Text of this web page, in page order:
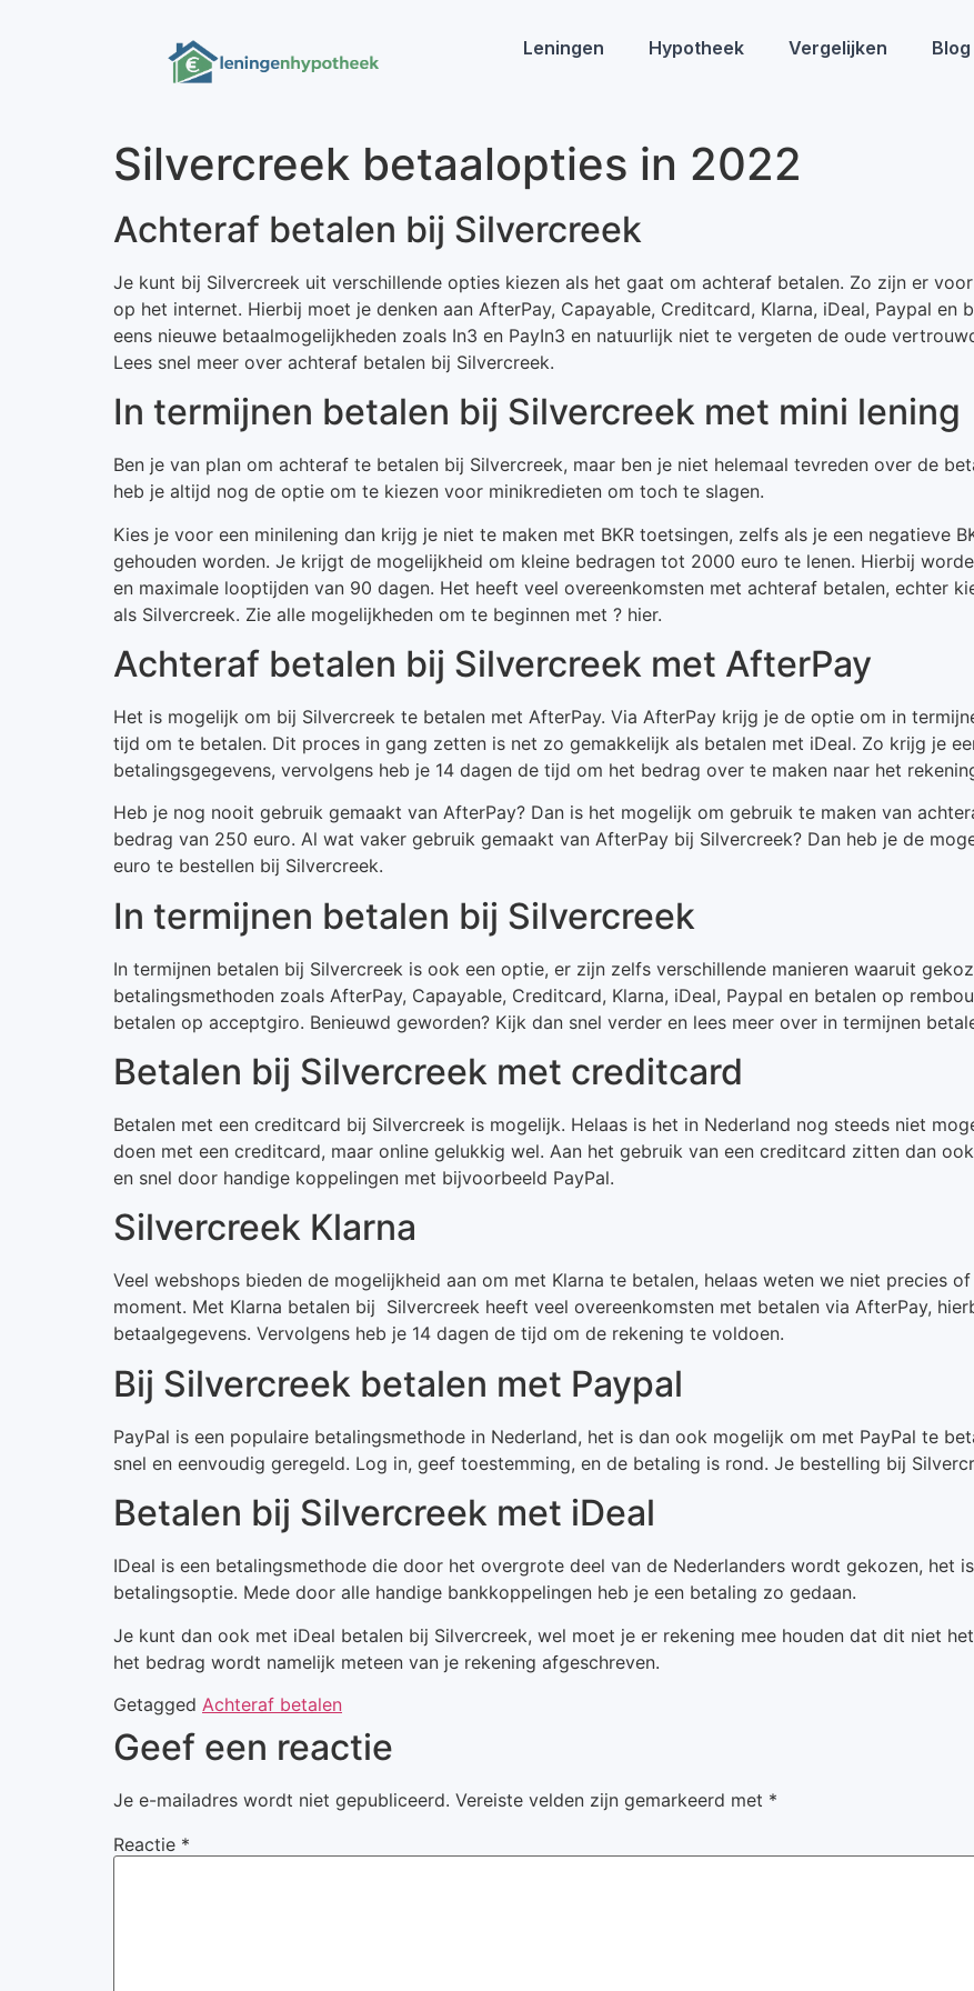
Leningen Hypotheek Vergelijken Blog
Silvercreek betaalopties in 2022
Achteraf betalen bij Silvercreek
Je kunt bij Silvercreek uit verschillende opties kiezen als het gaat om achteraf betalen. Zo zijn er
op het internet. Hierbij moet je denken aan AfterPay, Capayable, Creditcard, Klarna, iDeal, Paypal en
eens nieuwe betaalmogelijkheden zoals In3 en PayIn3 en natuurlijk niet te vergeten de oude
Lees snel meer over achteraf betalen bij Silvercreek.
In termijnen betalen bij Silvercreek met mini lening
Ben je van plan om achteraf te betalen bij Silvercreek, maar ben je niet helemaal tevreden over de
heb je altijd nog de optie om te kiezen voor minikredieten om toch te slagen.
Kies je voor een minilening dan krijg je niet te maken met BKR toetsingen, zelfs als je een negatieve
gehouden worden. Je krijgt de mogelijkheid om kleine bedragen tot 2000 euro te lenen. Hierbij
en maximale looptijden van 90 dagen. Het heeft veel overeenkomsten met achteraf betalen, echter
als Silvercreek. Zie alle mogelijkheden om te beginnen met ? hier.
Achteraf betalen bij Silvercreek met AfterPay
Het is mogelijk om bij Silvercreek te betalen met AfterPay. Via AfterPay krijg je de optie om in
tijd om te betalen. Dit proces in gang zetten is net zo gemakkelijk als betalen met iDeal. Zo krijg je
betalingsgegevens, vervolgens heb je 14 dagen de tijd om het bedrag over te maken naar het
Heb je nog nooit gebruik gemaakt van AfterPay? Dan is het mogelijk om gebruik te maken van
bedrag van 250 euro. Al wat vaker gebruik gemaakt van AfterPay bij Silvercreek? Dan heb je de
euro te bestellen bij Silvercreek.
In termijnen betalen bij Silvercreek
In termijnen betalen bij Silvercreek is ook een optie, er zijn zelfs verschillende manieren waaruit
betalingsmethoden zoals AfterPay, Capayable, Creditcard, Klarna, iDeal, Paypal en betalen op
betalen op acceptgiro. Benieuwd geworden? Kijk dan snel verder en lees meer over in termijnen
Betalen bij Silvercreek met creditcard
Betalen met een creditcard bij Silvercreek is mogelijk. Helaas is het in Nederland nog steeds niet
doen met een creditcard, maar online gelukkig wel. Aan het gebruik van een creditcard zitten dan
en snel door handige koppelingen met bijvoorbeeld PayPal.
Silvercreek Klarna
Veel webshops bieden de mogelijkheid aan om met Klarna te betalen, helaas weten we niet precies
moment. Met Klarna betalen bij Silvercreek heeft veel overeenkomsten met betalen via AfterPay,
betaalgegevens. Vervolgens heb je 14 dagen de tijd om de rekening te voldoen.
Bij Silvercreek betalen met Paypal
PayPal is een populaire betalingsmethode in Nederland, het is dan ook mogelijk om met PayPal te
snel en eenvoudig geregeld. Log in, geef toestemming, en de betaling is rond. Je bestelling bij
Betalen bij Silvercreek met iDeal
IDeal is een betalingsmethode die door het overgrote deel van de Nederlanders wordt gekozen, het
betalingsoptie. Mede door alle handige bankkoppelingen heb je een betaling zo gedaan.
Je kunt dan ook met iDeal betalen bij Silvercreek, wel moet je er rekening mee houden dat dit niet
het bedrag wordt namelijk meteen van je rekening afgeschreven.
Getagged Achteraf betalen
Geef een reactie
Je e-mailadres wordt niet gepubliceerd. Vereiste velden zijn gemarkeerd met *
Reactie *